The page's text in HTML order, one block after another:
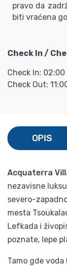
pravo da
biti vraćena
Check In /
Check In: 02:00
Check Out:
OPIS
Acquaterra
nezavisne
severo-
mesta
Lefkada i
poznate, lepe
Tamo gde voda